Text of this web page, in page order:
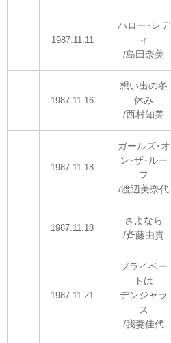
1987.11.11
ハロー･レデ
ィ
/島田奈美
1987.11.16
想い出の冬
休み
/西村知美
1987.11.18
ガールズ･オ
ン･ザ･ルー
フ
/渡辺美奈代
1987.11.18
さよなら
/斉藤由貴
1987.11.21
プライベー
トは
デンジャラ
ス
/我妻佳代